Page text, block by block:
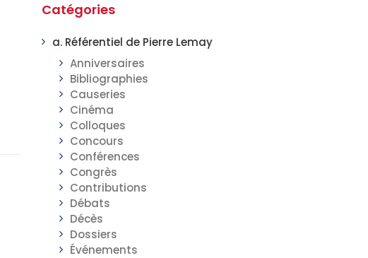
Catégories
a. Référentiel de Pierre Lemay
Anniversaires
Bibliographies
Causeries
Cinéma
Colloques
Concours
Conférences
Congrès
Contributions
Débats
Décès
Dossiers
Événements